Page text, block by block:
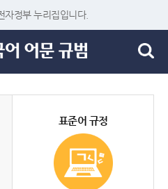
자정부 누리집입니다.
표준어 규정